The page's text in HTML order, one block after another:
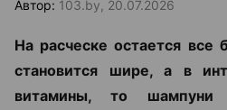
Автор: 103.by, 20.07.2026
На расческе остается все
становится шире, а в
витамины, то